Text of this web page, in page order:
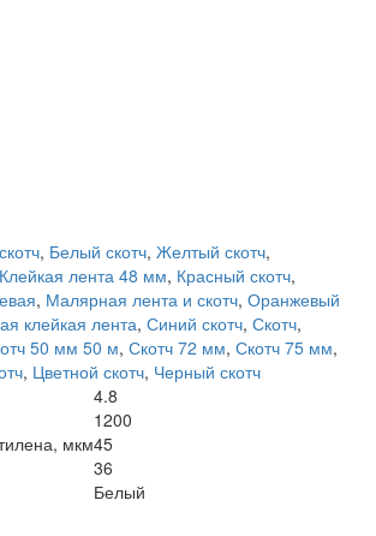
, Белый скотч, Желтый скотч,
Клейкая лента 48 мм, Красный скотч,
, Малярная лента и скотч, Оранжевый
клейкая лента, Синий скотч, Скотч,
50 мм 50 м, Скотч 72 мм, Скотч 75 мм,
, Цветной скотч, Черный скотч
4.8
1200
мкм45
36
Белый